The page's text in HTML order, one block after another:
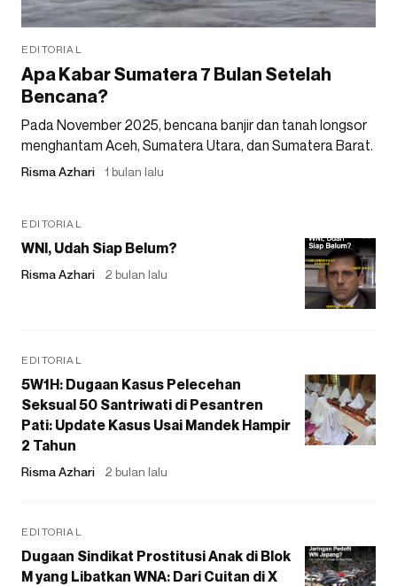
EDITORIAL
Apa Kabar Sumatera 7 Bulan Setelah
Bencana?
Pada November 2025, bencana banjir dan tanah longsor
menghantam Aceh, Sumatera Utara, dan Sumatera Barat.
Risma Azhari 1 bulan lalu
EDITORIAL
WNI, Udah Siap Belum?
Risma Azhari 2 bulan lalu
EDITORIAL
5W1H: Dugaan Kasus Pelecehan
Seksual 50 Santriwati di Pesantren
Pati: Update Kasus Usai Mandek Hampir
2 Tahun
Risma Azhari 2 bulan lalu
EDITORIAL
Dugaan Sindikat Prostitusi Anak di Blok
M yang Libatkan WNA: Dari Cuitan di X